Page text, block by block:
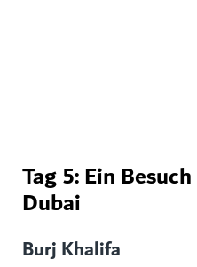
Tag 5: Ein
Dubai
Burj Khalifa